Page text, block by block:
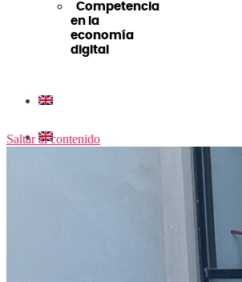
Competencia
en la
economía
digital
Saltar al contenido